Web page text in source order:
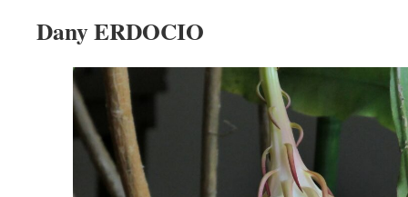
Dany ERDOCIO